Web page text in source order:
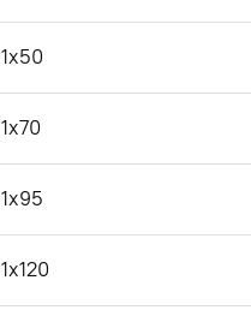
1x50
1x70
1x95
1x120